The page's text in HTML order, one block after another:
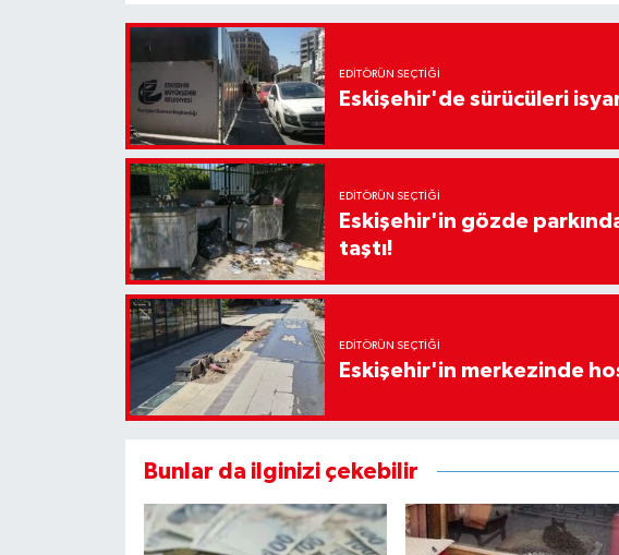
EDITÖRÜN SEÇTIĞI
Eskişehir'de sürücüleri
EDITÖRÜN SEÇTIĞI
Eskişehir'in gözde
taştı!
EDITÖRÜN SEÇTIĞI
Eskişehir'in merkezinde
Bunlar da ilginizi çekebilir